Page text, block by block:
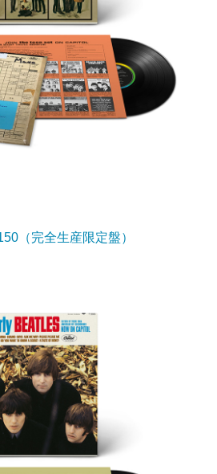
（完全生産限定盤）